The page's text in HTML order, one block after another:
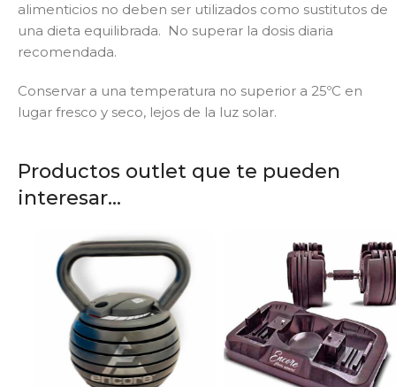
alimenticios no deben ser utilizados como sustitutos de
una dieta equilibrada. No superar la dosis diaria
recomendada.
Conservar a una temperatura no superior a 25ºC en
lugar fresco y seco, lejos de la luz solar.
Productos outlet que te pueden
interesar...